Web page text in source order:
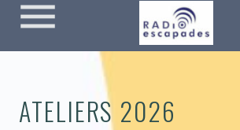
menu
ATELIERS 2026